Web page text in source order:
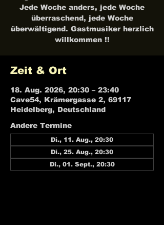
Jede Woche anders, jede Woche
überraschend, jede Woche
überwältigend. Gastmusiker herzlich
willkommen !!
Zeit & Ort
18. Aug. 2026, 20:30 – 23:40
Cave54, Krämergasse 2, 69117
Heidelberg, Deutschland
Andere Termine
Di., 11. Aug., 20:30
Di., 25. Aug., 20:30
Di., 01. Sept., 20:30